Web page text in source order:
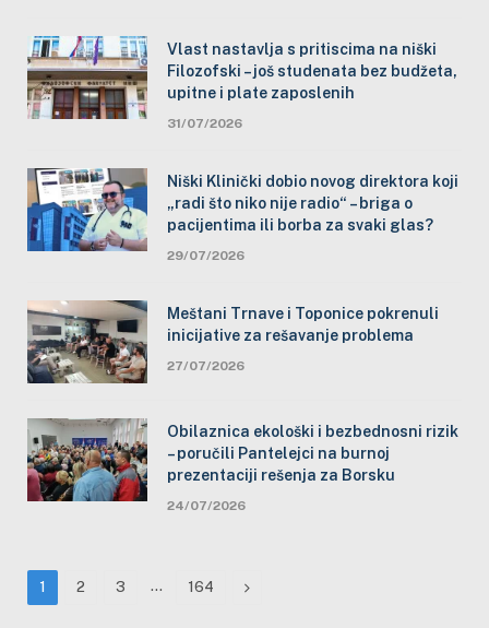
Vlast nastavlja s pritiscima na niški
Filozofski – još studenata bez budžeta,
upitne i plate zaposlenih
31/07/2026
Niški Klinički dobio novog direktora koji
„radi što niko nije radio“ – briga o
pacijentima ili borba za svaki glas?
29/07/2026
Meštani Trnave i Toponice pokrenuli
inicijative za rešavanje problema
27/07/2026
Obilaznica ekološki i bezbednosni rizik
– poručili Pantelejci na burnoj
prezentaciji rešenja za Borsku
24/07/2026
1 2 3 … 164 Next